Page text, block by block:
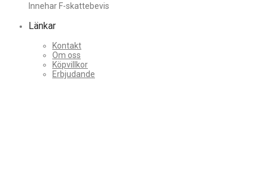
Innehar F-skattebevis
Länkar
Kontakt
Om oss
Köpvillkor
Erbjudande